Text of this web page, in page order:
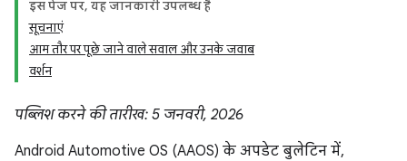
इस पेज पर, यह जानकारी उपलब्ध है
सूचनाएं
आम तौर पर पूछे जाने वाले सवाल और उनके जवाब
वर्शन
पब्लिश करने की तारीख: 5 जनवरी, 2026
Android Automotive OS (AAOS) के अपडेट बुलेटिन में,